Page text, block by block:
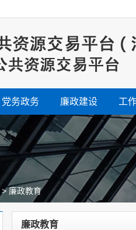
党务政务 廉政建设 工
>廉政教育
廉政教育